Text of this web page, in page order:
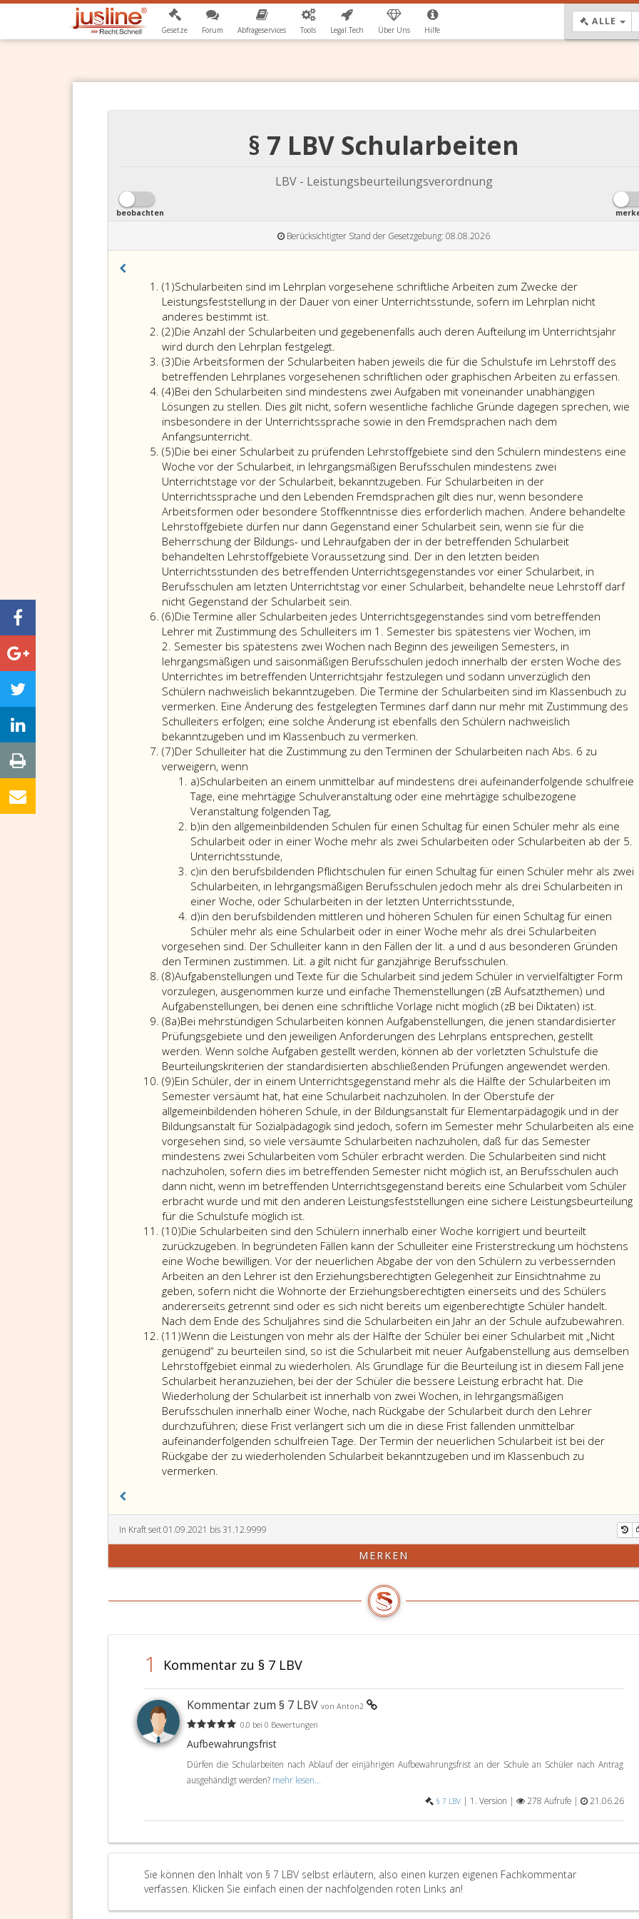
Gesetze Forum Abfrageservices Tools Legal.Tech Über Uns Hilfe
ALLE
§ 7 LBV Schularbeiten
LBV - Leistungsbeurteilungsverordnung
beobachten
Berücksichtigter Stand der Gesetzgebung: 08.08.2026
(1)Absatz
eins
Schularbeiten sind im Lehrplan vorgesehene schriftliche Arbeiten zum Zwecke der
Leistungsfeststellung in der Dauer von einer Unterrichtsstunde, sofern im Lehrplan nicht
anderes bestimmt ist.
(2)Absatz
2
Die Anzahl der Schularbeiten und gegebenenfalls auch deren Aufteilung im Unterrichtsjahr
wird durch den Lehrplan festgelegt.
(3)Absatz
3
Die Arbeitsformen der Schularbeiten haben jeweils die für die Schulstufe im Lehrstoff des
betreffenden Lehrplanes vorgesehenen schriftlichen oder graphischen Arbeiten zu erfassen.
(4)Absatz
4
Bei den Schularbeiten sind mindestens zwei Aufgaben mit voneinander unabhängigen
Lösungen zu stellen. Dies gilt nicht, sofern wesentliche fachliche Gründe dagegen sprechen, wie
insbesondere in der Unterrichtssprache sowie in den Fremdsprachen nach dem
Anfangsunterricht.
(5)Absatz
5
Die bei einer Schularbeit zu prüfenden Lehrstoffgebiete sind den Schülern mindestens eine
Woche vor der Schularbeit, in lehrgangsmäßigen Berufsschulen mindestens zwei
Unterrichtstage vor der Schularbeit, bekanntzugeben. Für Schularbeiten in der
Unterrichtssprache und den Lebenden Fremdsprachen gilt dies nur, wenn besondere
Arbeitsformen oder besondere Stoffkenntnisse dies erforderlich machen. Andere behandelte
Lehrstoffgebiete dürfen nur dann Gegenstand einer Schularbeit sein, wenn sie für die
Beherrschung der Bildungs- und Lehraufgaben der in der betreffenden Schularbeit
behandelten Lehrstoffgebiete Voraussetzung sind. Der in den letzten beiden
Unterrichtsstunden des betreffenden Unterrichtsgegenstandes vor einer Schularbeit, in
Berufsschulen am letzten Unterrichtstag vor einer Schularbeit, behandelte neue Lehrstoff darf
nicht Gegenstand der Schularbeit sein.
(6)Absatz
6
Die Termine aller Schularbeiten jedes Unterrichtsgegenstandes sind vom betreffenden
Lehrer mit Zustimmung des Schulleiters im 1. Semester bis spätestens vier Wochen, im
2. Semester bis spätestens zwei Wochen nach Beginn des jeweiligen Semesters, in
lehrgangsmäßigen und saisonmäßigen Berufsschulen jedoch innerhalb der ersten Woche des
Unterrichtes im betreffenden Unterrichtsjahr festzulegen und sodann unverzüglich den
Schülern nachweislich bekanntzugeben. Die Termine der Schularbeiten sind im Klassenbuch zu
vermerken. Eine Änderung des festgelegten Termines darf dann nur mehr mit Zustimmung des
Schulleiters erfolgen; eine solche Änderung ist ebenfalls den Schülern nachweislich
bekanntzugeben und im Klassenbuch zu vermerken.
(7)Absatz
7
Der Schulleiter hat die Zustimmung zu den Terminen der Schularbeiten nach Abs. 6 zu
verweigern, wenn
Schulleiter
hat
die
Zustimmung
zu
den
Terminen
der
Schularbeiten
nach
Absatz
6,
zu
verweigern,
wenn
a)Litera
a
Schularbeiten an einem unmittelbar auf mindestens drei aufeinanderfolgende schulfreie
Tage, eine mehrtägige Schulveranstaltung oder eine mehrtägige schulbezogene
Veranstaltung folgenden Tag,
b)Litera
b
in den allgemeinbildenden Schulen für einen Schultag für einen Schüler mehr als eine
Schularbeit oder in einer Woche mehr als zwei Schularbeiten oder Schularbeiten ab der 5.
Unterrichtsstunde,
c)Litera
c
in den berufsbildenden Pflichtschulen für einen Schultag für einen Schüler mehr als zwei
Schularbeiten, in lehrgangsmäßigen Berufsschulen jedoch mehr als drei Schularbeiten in
einer Woche, oder Schularbeiten in der letzten Unterrichtsstunde,
d)Litera
d
in den berufsbildenden mittleren und höheren Schulen für einen Schultag für einen
Schüler mehr als eine Schularbeit oder in einer Woche mehr als drei Schularbeiten
vorgesehen sind. Der Schulleiter kann in den Fällen der lit. a und d aus besonderen Gründen
den Terminen zustimmen. Lit. a gilt nicht für ganzjährige Berufsschulen.
sind.
Der
Schulleiter
kann
in
den
Fällen
der
Litera
a
und
d
aus
besonderen
Gründen
den
zustimmen.
Lit. a
gilt
nicht
für
ganzjährige
Berufsschulen.
(8)Absatz
8
Aufgabenstellungen und Texte für die Schularbeit sind jedem Schüler in vervielfältigter Form
vorzulegen, ausgenommen kurze und einfache Themenstellungen (zB Aufsatzthemen) und
Aufgabenstellungen, bei denen eine schriftliche Vorlage nicht möglich (zB bei Diktaten) ist.
(8a)Absatz
8
a
Bei mehrstündigen Schularbeiten können Aufgabenstellungen, die jenen standardisierter
Prüfungsgebiete und den jeweiligen Anforderungen des Lehrplans entsprechen, gestellt
werden. Wenn solche Aufgaben gestellt werden, können ab der vorletzten Schulstufe die
Beurteilungskriterien der standardisierten abschließenden Prüfungen angewendet werden.
(9)Absatz
9
Ein Schüler, der in einem Unterrichtsgegenstand mehr als die Hälfte der Schularbeiten im
Semester versäumt hat, hat eine Schularbeit nachzuholen. In der Oberstufe der
allgemeinbildenden höheren Schule, in der Bildungsanstalt für Elementarpädagogik und in der
Bildungsanstalt für Sozialpädagogik sind jedoch, sofern im Semester mehr Schularbeiten als eine
vorgesehen sind, so viele versäumte Schularbeiten nachzuholen, daß für das Semester
mindestens zwei Schularbeiten vom Schüler erbracht werden. Die Schularbeiten sind nicht
nachzuholen, sofern dies im betreffenden Semester nicht möglich ist, an Berufsschulen auch
dann nicht, wenn im betreffenden Unterrichtsgegenstand bereits eine Schularbeit vom Schüler
erbracht wurde und mit den anderen Leistungsfeststellungen eine sichere Leistungsbeurteilung
für die Schulstufe möglich ist.
(10)Absatz
10
Die Schularbeiten sind den Schülern innerhalb einer Woche korrigiert und beurteilt
zurückzugeben. In begründeten Fällen kann der Schulleiter eine Fristerstreckung um höchstens
eine Woche bewilligen. Vor der neuerlichen Abgabe der von den Schülern zu verbessernden
Arbeiten an den Lehrer ist den Erziehungsberechtigten Gelegenheit zur Einsichtnahme zu
geben, sofern nicht die Wohnorte der Erziehungsberechtigten einerseits und des Schülers
andererseits getrennt sind oder es sich nicht bereits um eigenberechtigte Schüler handelt.
Nach dem Ende des Schuljahres sind die Schularbeiten ein Jahr an der Schule aufzubewahren.
(11)Absatz
11
Wenn die Leistungen von mehr als der Hälfte der Schüler bei einer Schularbeit mit „Nicht
genügend“ zu beurteilen sind, so ist die Schularbeit mit neuer Aufgabenstellung aus demselben
Lehrstoffgebiet einmal zu wiederholen. Als Grundlage für die Beurteilung ist in diesem Fall jene
Schularbeit heranzuziehen, bei der der Schüler die bessere Leistung erbracht hat. Die
Wiederholung der Schularbeit ist innerhalb von zwei Wochen, in lehrgangsmäßigen
Berufsschulen innerhalb einer Woche, nach Rückgabe der Schularbeit durch den Lehrer
durchzuführen; diese Frist verlängert sich um die in diese Frist fallenden unmittelbar
aufeinanderfolgenden schulfreien Tage. Der Termin der neuerlichen Schularbeit ist bei der
Rückgabe der zu wiederholenden Schularbeit bekanntzugeben und im Klassenbuch zu
vermerken.
In Kraft seit 01.09.2021 bis 31.12.9999
MERKEN
1 Kommentar zu § 7 LBV
Kommentar zum § 7 LBV von Anton2
0,0 bei 0 Bewertungen
Aufbewahrungsfrist
Dürfen die Schularbeiten nach Ablauf der einjährigen Aufbewahrungsfrist an der Schule an Schüler nach Antrag
ausgehändigt werden? mehr lesen...
§ 7 LBV| 1. Version | 278 Aufrufe | 21.06.26
Sie können den Inhalt von § 7 LBV selbst erläutern, also einen kurzen eigenen Fachkommentar
verfassen. Klicken Sie einfach einen der nachfolgenden roten Links an!